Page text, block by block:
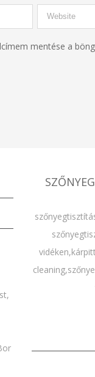
mentése a
,
vidéken,
cleaning,